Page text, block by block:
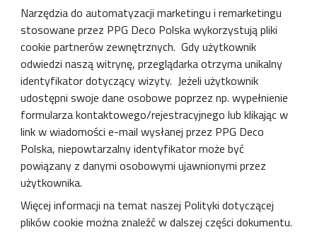
Narzędzia do automatyzacji marketingu i remarketingu
stosowane przez PPG Deco Polska wykorzystują pliki
cookie partnerów zewnętrznych. Gdy użytkownik
odwiedzi naszą witrynę, przeglądarka otrzyma unikalny
identyfikator dotyczący wizyty. Jeżeli użytkownik
udostępni swoje dane osobowe poprzez np. wypełnienie
formularza kontaktowego/rejestracyjnego lub klikając w
link w wiadomości e-mail wysłanej przez PPG Deco
Polska, niepowtarzalny identyfikator może być
powiązany z danymi osobowymi ujawnionymi przez
użytkownika.
Więcej informacji na temat naszej Polityki dotyczącej
plików cookie można znaleźć w dalszej części dokumentu.